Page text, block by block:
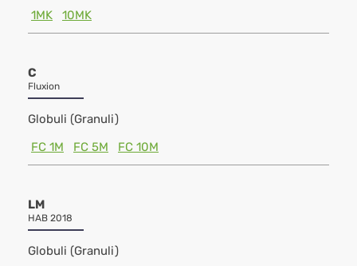
1MK
10MK
C
Fluxion
Globuli (Granuli)
FC 1M
FC 5M FC 10M
LM
HAB 2018
Globuli (Granuli)